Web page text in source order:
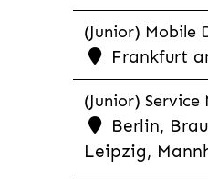
(Junior) Mobile
Frankfurt
(Junior)
Berlin,
Leipzig,